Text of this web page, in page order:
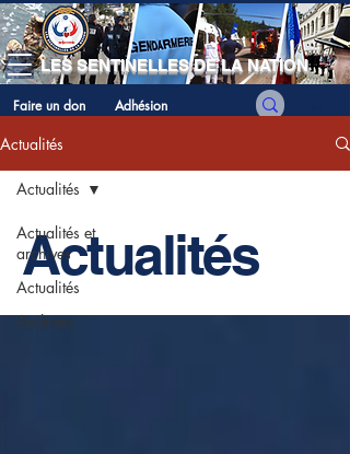
LES SENTINELLES DE LA NATION
Faire un don Adhésion
Actualités
Actualités et
archives
Actualités
Archives
Actualités
Actualités